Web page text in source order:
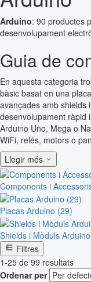
Arduino: 90 productes
desenvolupament
Guia de
En aquesta categoria
bàsic basat en una
avançades amb shields
desenvolupament ràpid
Arduino Uno, Mega o
WiFi, relés, motors o
Llegir més
Components i
Placas Arduino (29)
Shields i Mòduls
Filtres
1-25 de 99 resultats
Ordenar per